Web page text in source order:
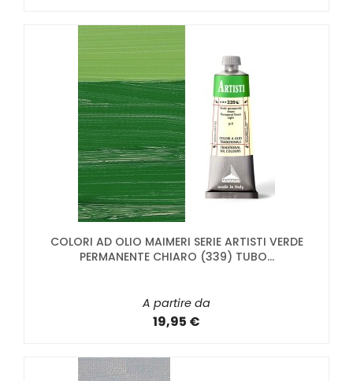
COLORI AD OLIO MAIMERI SERIE ARTISTI VERDE
PERMANENTE CHIARO (339) TUBO...
A partire da
19,95 €